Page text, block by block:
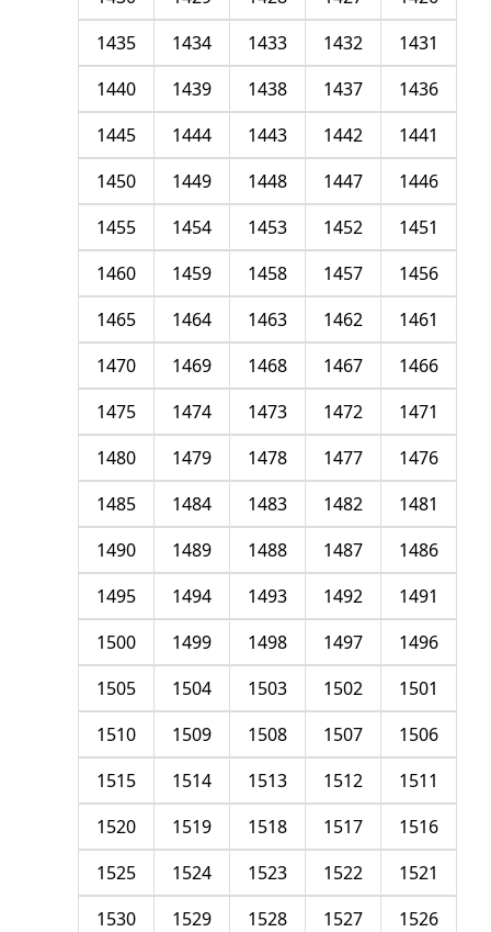
1431
1432
1433
1434
1435
1436
1437
1438
1439
1440
1441
1442
1443
1444
1445
1446
1447
1448
1449
1450
1451
1452
1453
1454
1455
1456
1457
1458
1459
1460
1461
1462
1463
1464
1465
1466
1467
1468
1469
1470
1471
1472
1473
1474
1475
1476
1477
1478
1479
1480
1481
1482
1483
1484
1485
1486
1487
1488
1489
1490
1491
1492
1493
1494
1495
1496
1497
1498
1499
1500
1501
1502
1503
1504
1505
1506
1507
1508
1509
1510
1511
1512
1513
1514
1515
1516
1517
1518
1519
1520
1521
1522
1523
1524
1525
1526
1527
1528
1529
1530